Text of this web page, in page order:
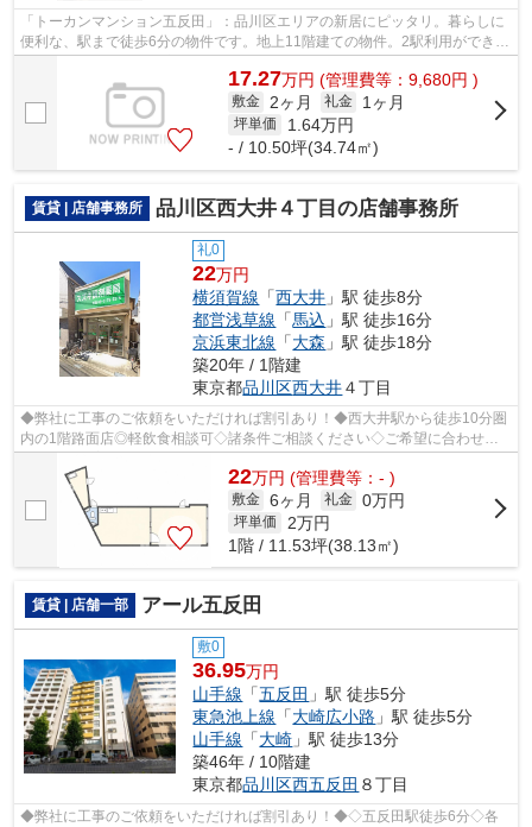
「トーカンマンション五反田」：品川区エリアの新居にピッタリ。暮らしに
便利な、駅まで徒歩6分の物件です。地上11階建ての物件。2駅利用ができ
て、電車での移動に役立つ物件です。
17.27万円 (管理費等：9,680円 )
敷金 2ヶ月 礼金 1ヶ月
坪単価 1.64万円
- / 10.50坪(34.74㎡)
賃貸 | 店舗事務所 品川区西大井４丁目の店舗事務所
礼0
22万円
横須賀線 「西大井 」駅 徒歩8分
都営浅草線 「馬込 」駅 徒歩16分
京浜東北線 「大森 」駅 徒歩18分
築20年 / 1階建
東京都品川区西大井４丁目
◆弊社に工事のご依頼をいただければ割引あり！◆西大井駅から徒歩10分圏
内の1階路面店◎軽飲食相談可◇諸条件ご相談ください◇ご希望に合わせて
22万円 (管理費等：- )
敷金 6ヶ月 礼金 0万円
坪単価 2万円
1階 / 11.53坪(38.13㎡)
賃貸 | 店舗一部 アール五反田
敷0
36.95万円
山手線 「五反田 」駅 徒歩5分
東急池上線 「大崎広小路 」駅 徒歩5分
山手線 「大崎 」駅 徒歩13分
築46年 / 10階建
東京都品川区西五反田 ８丁目
◆弊社に工事のご依頼をいただければ割引あり！◆◇五反田駅徒歩6分◇各